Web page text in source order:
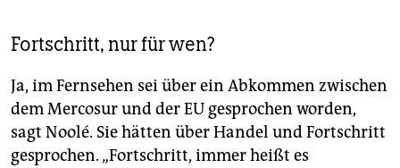
Fortschritt, nur für wen?
Ja, im Fernsehen sei über ein Abkommen zwischen
dem Mercosur und der EU gesprochen worden,
sagt Noolé. Sie hätten über Handel und Fortschritt
gesprochen. „Fortschritt, immer heißt es